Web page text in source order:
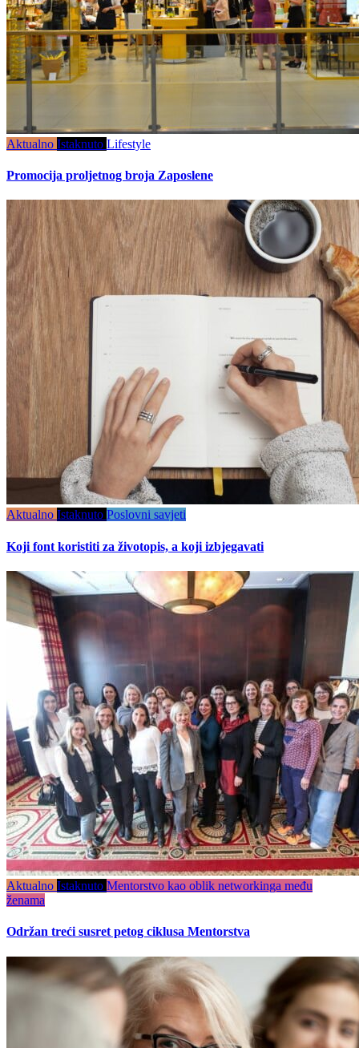
Aktualno Istaknuto Lifestyle
Promocija proljetnog broja Zaposlene
Aktualno Istaknuto Poslovni savjeti
Koji font koristiti za životopis, a koji izbjegavati
Aktualno Istaknuto Mentorstvo kao oblik networkinga među
ženama
Održan treći susret petog ciklusa Mentorstva